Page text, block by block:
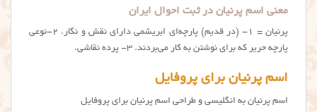
معنی اسم پرنیان در ثبت احوال ایران
پرنیان = ۱- (در قدیم) پارچه‌ای ابریشمی دارای نقش و نگار. ۲-نوعی
پارچه حریر كه برای نوشتن به كار می‌بردند. ۳- پرده‌ نقاشی.
اسم پرنیان برای پروفایل
اسم پرنیان به انگلیسی و طراحی اسم پرنیان برای پروفایل